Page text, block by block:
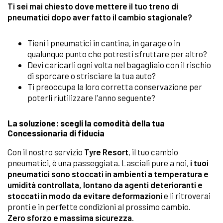
Ti sei mai chiesto dove mettere il tuo treno di
pneumatici dopo aver fatto il cambio stagionale?
Tieni i pneumatici in cantina, in garage o in
qualunque punto che potresti sfruttare per altro?
Devi caricarli ogni volta nel bagagliaio con il rischio
di sporcare o strisciare la tua auto?
Ti preoccupa la loro corretta conservazione per
poterli riutilizzare l'anno seguente?
La soluzione: scegli la comodità della tua
Concessionaria di fiducia
Con il nostro servizio Tyre Resort, il tuo cambio
pneumatici, è una passeggiata. Lasciali pure a noi, i tuoi
pneumatici sono stoccati in ambienti a temperatura e
umidità controllata, lontano da agenti deterioranti e
stoccati in modo da evitare deformazioni e li ritroverai
pronti e in perfette condizioni al prossimo cambio.
Zero sforzo e massima sicurezza